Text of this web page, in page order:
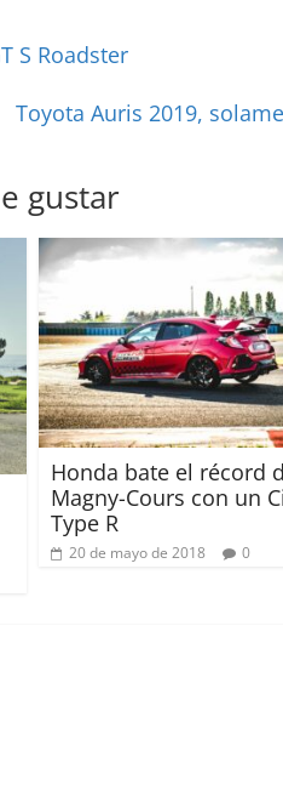
S Roadster
Toyota Auris 2019,
gustar
Honda bate el récord
Magny-Cours con un
Type R
20 de mayo de 2018 0